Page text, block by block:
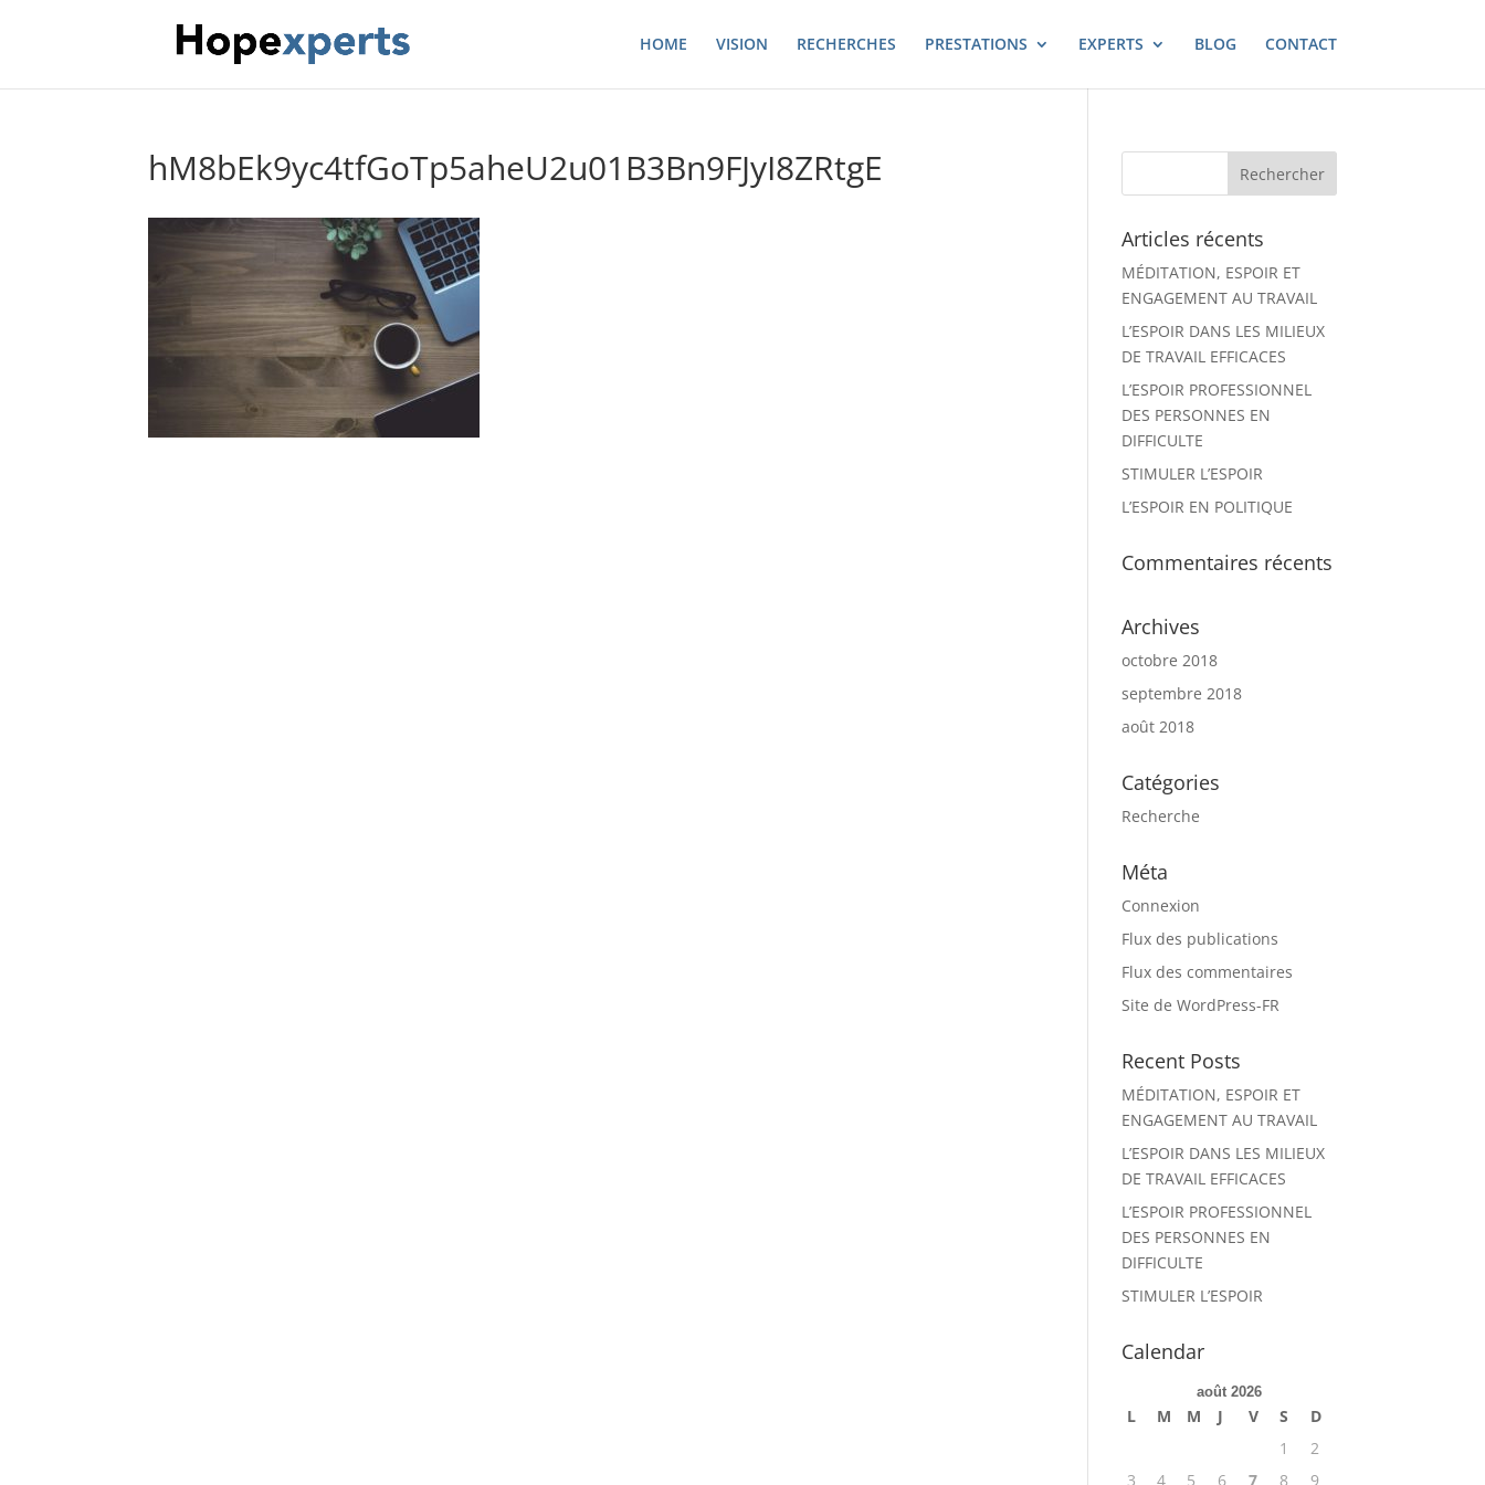
HOME VISION RECHERCHES PRESTATIONS EXPERTS BLOG CONTACT
hM8bEk9yc4tfGoTp5aheU2u01B3Bn9FJyI8ZRtgE
Articles récents
MÉDITATION, ESPOIR ET
ENGAGEMENT AU TRAVAIL
L’ESPOIR DANS LES MILIEUX
DE TRAVAIL EFFICACES
L’ESPOIR PROFESSIONNEL
DES PERSONNES EN
DIFFICULTE
STIMULER L’ESPOIR
L’ESPOIR EN POLITIQUE
Commentaires récents
Archives
octobre 2018
septembre 2018
août 2018
Catégories
Recherche
Méta
Connexion
Flux des publications
Flux des commentaires
Site de WordPress-FR
Recent Posts
MÉDITATION, ESPOIR ET
ENGAGEMENT AU TRAVAIL
L’ESPOIR DANS LES MILIEUX
DE TRAVAIL EFFICACES
L’ESPOIR PROFESSIONNEL
DES PERSONNES EN
DIFFICULTE
STIMULER L’ESPOIR
Calendar
août 2026
L M M J V S
D
1
2
3
4 5 6 7 8 9